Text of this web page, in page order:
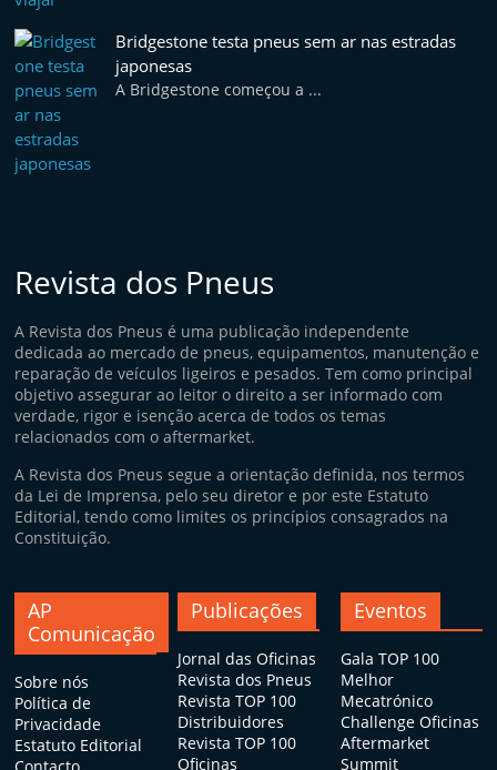
Bridgestone testa pneus sem ar nas estradas
japonesas
A Bridgestone começou a ...
Revista dos Pneus
A Revista dos Pneus é uma publicação independente
dedicada ao mercado de pneus, equipamentos, manutenção e
reparação de veículos ligeiros e pesados. Tem como principal
objetivo assegurar ao leitor o direito a ser informado com
verdade, rigor e isenção acerca de todos os temas
relacionados com o aftermarket.
A Revista dos Pneus segue a orientação definida, nos termos
da Lei de Imprensa, pelo seu diretor e por este Estatuto
Editorial, tendo como limites os princípios consagrados na
Constituição.
AP
Comunicação
Sobre nós
Política de
Privacidade
Estatuto Editorial
Publicações
Jornal das Oficinas
Revista dos Pneus
Revista TOP 100
Distribuidores
Revista TOP 100
Oficinas
Eventos
Gala TOP 100
Melhor
Mecatrónico
Challenge Oficinas
Aftermarket
Summit